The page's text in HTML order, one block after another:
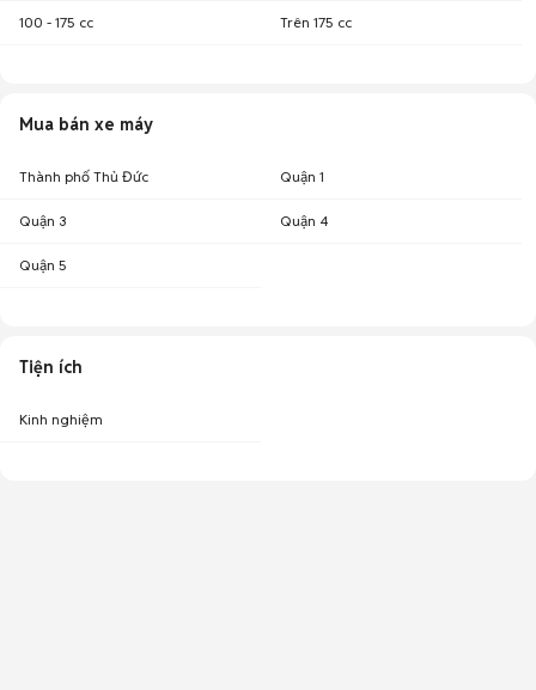
100 - 175 cc Trên 175 cc
Mua bán xe máy
Thành phố Thủ Đức Quận 1
Quận 3 Quận 4
Quận 5
Tiện ích
Kinh nghiệm